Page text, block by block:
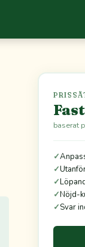
baserat
✓
✓
✓
✓Nöjd-
✓Svar